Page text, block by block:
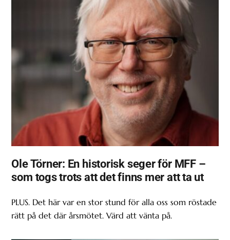
Ole Törner: En historisk seger för MFF –
som togs trots att det finns mer att ta ut
PLUS. Det här var en stor stund för alla oss som röstade
rätt på det där årsmötet. Värd att vänta på.